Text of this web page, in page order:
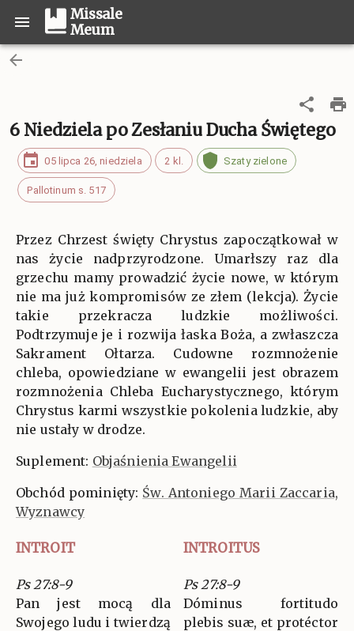
Missale
Meum
6 Niedziela po Zesłaniu Ducha Świętego
05 lipca 26, niedziela 2 kl. Szaty zielone
Pallotinum s. 517
Przez Chrzest święty Chrystus zapoczątkował w
nas życie nadprzyrodzone. Umarłszy raz dla
grzechu mamy prowadzić życie nowe, w którym
nie ma już kompromisów ze złem (lekcja). Życie
takie przekracza ludzkie możliwości.
Podtrzymuje je i rozwija łaska Boża, a zwłaszcza
Sakrament Ołtarza. Cudowne rozmnożenie
chleba, opowiedziane w ewangelii jest obrazem
rozmnożenia Chleba Eucharystycznego, którym
Chrystus karmi wszystkie pokolenia ludzkie, aby
nie ustały w drodze.
Suplement: Objaśnienia Ewangelii
Obchód pominięty: Św. Antoniego Marii Zaccaria,
Wyznawcy
INTROIT INTROITUS
Ps 27:8-9
Pan jest mocą dla
Swojego ludu i twierdzą
Ps 27:8-9
Dóminus fortitudo
plebis suæ, et protéctor